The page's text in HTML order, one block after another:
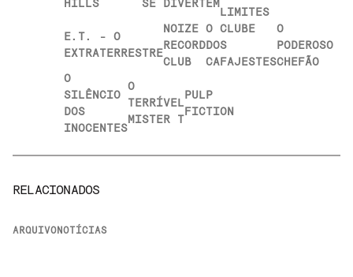
HILLS
SE DIVERTEM
LIMITES
E.T. - O
EXTRATERRESTRE
NOIZE
RECORD
CLUB
O CLUBE
DOS
CAFAJESTES
O
PODEROSO
CHEFÃO
O
SILÊNCIO
DOS
INOCENTES
O
TERRÍVEL
MISTER T
PULP
FICTION
RELACIONADOS
ARQUIVONOTÍCIAS